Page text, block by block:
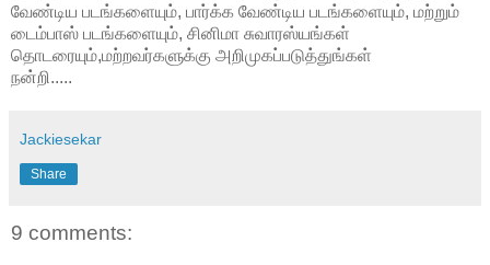
வேண்டிய படங்களையும், பார்க்க வேண்டிய படங்களையும், மற்றும்
டைம்பாஸ் படங்களையும், சினிமா சுவாரஸ்யங்கள்
தொடரையும்,மற்றவர்களுக்கு அறிமுகப்படுத்துங்கள்
நன்றி.....
Jackiesekar
Share
9 comments: